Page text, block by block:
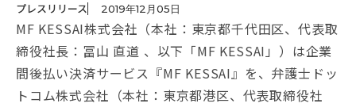
プレスリリース 2019年12 月05日
MF KESSAI株式会社（本社：東京都千代田区、代表取
締役社長：冨山 直道 、以下「MF KESSAI」）は企業
間後払い決済サービス『MF KESSAI』を、弁護士ドッ
トコム株式会社（本社：東京都港区、代表取締役社